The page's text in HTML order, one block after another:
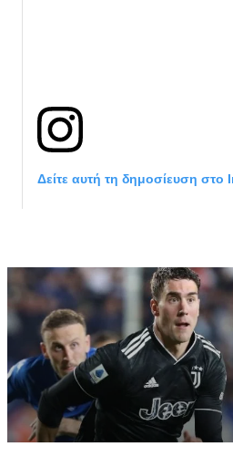
Δείτε αυτή τη δημοσίευση στο